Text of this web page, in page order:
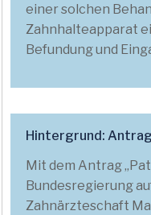
einer solchen
Zahnhalteapparat
Befundung und
Hintergrund:
Mit dem Antrag
Bundesregierung
Zahnärzteschaft